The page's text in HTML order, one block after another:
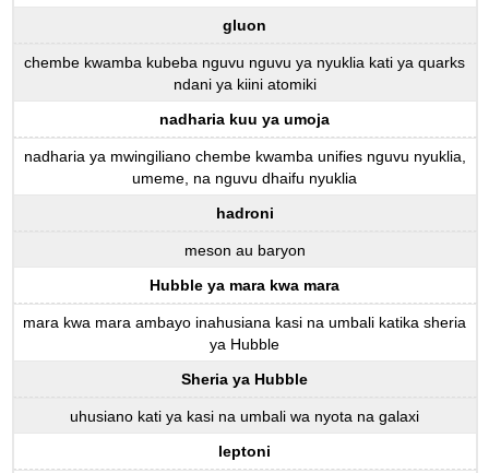
gluon
chembe kwamba kubeba nguvu nguvu ya nyuklia kati ya quarks
ndani ya kiini atomiki
nadharia kuu ya umoja
nadharia ya mwingiliano chembe kwamba unifies nguvu nyuklia,
umeme, na nguvu dhaifu nyuklia
hadroni
meson au baryon
Hubble ya mara kwa mara
mara kwa mara ambayo inahusiana kasi na umbali katika sheria
ya Hubble
Sheria ya Hubble
uhusiano kati ya kasi na umbali wa nyota na galaxi
leptoni